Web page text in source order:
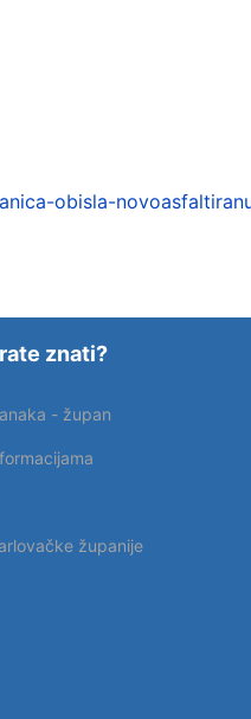
obisla-
znati?
- župan
županije